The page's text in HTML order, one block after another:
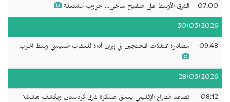
07:00 الشرق الأوسط على صفيح ساخن... حروب مشتعلة
30/03/2026
09:48 مصادرة ممتلكات المحتجين في إيران أداة للعقاب السياسي وسط الحرب
28/03/2026
08:12
تصاعد الصراع الإقليمي يعمق عسكرة شرق كردستان ويكشف هشاشة